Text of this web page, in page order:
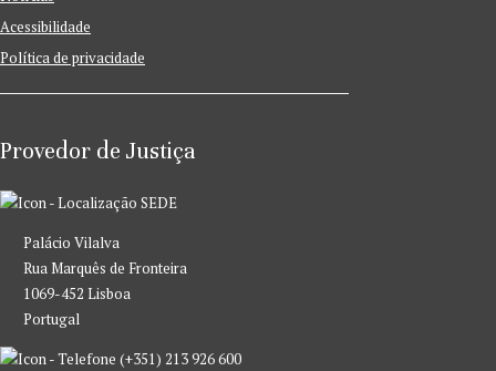
Acessibilidade
Política de privacidade
Provedor de Justiça
SEDE
Palácio Vilalva
Rua Marquês de Fronteira
1069-452 Lisboa
Portugal
(+351) 213 926 600